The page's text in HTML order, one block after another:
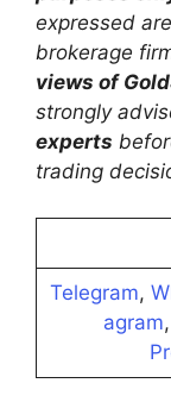
expressed
brokerage
views of
strongly
experts
trading
Telegram,
agram,